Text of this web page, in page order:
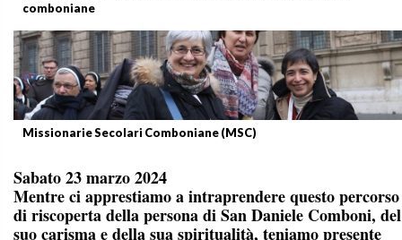
comboniane
Missionarie Secolari Comboniane (MSC)
Sabato 23 marzo 2024
Mentre ci apprestiamo a intraprendere questo percorso
di riscoperta della persona di San Daniele Comboni, del
suo carisma e della sua spiritualità, teniamo presente